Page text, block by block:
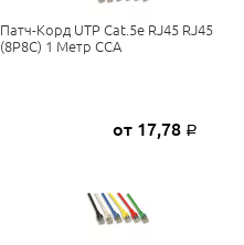
Патч-Корд UTP Cat.5e RJ45 RJ45
(8P8C) 1 Метр CCA
от 17,78 Р